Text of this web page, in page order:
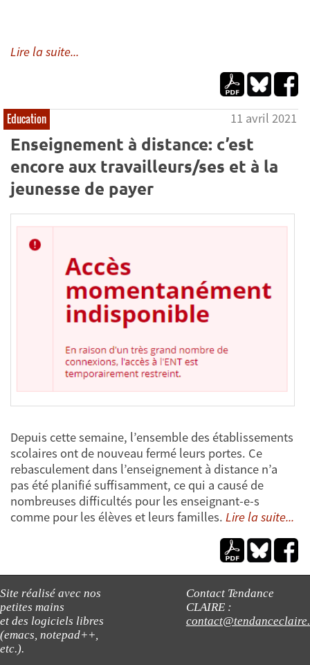
Lire la suite...
Education 11 avril 2021
Enseignement à distance: c’est
encore aux travailleurs/ses et à la
jeunesse de payer
Depuis cette semaine, l’ensemble des établissements
scolaires ont de nouveau fermé leurs portes. Ce
rebasculement dans l’enseignement à distance n’a
pas été planifié suffisamment, ce qui a causé de
nombreuses difficultés pour les enseignant-e-s
comme pour les élèves et leurs familles. Lire la suite...
Site réalisé avec nos
petites mains
et des logiciels libres
(emacs, notepad++,
etc.).
Contact Tendance
CLAIRE :